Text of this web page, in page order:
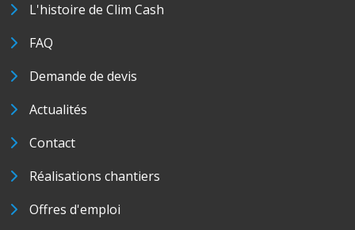
L'histoire de Clim Cash
FAQ
Demande de devis
Actualités
Contact
Réalisations chantiers
Offres d'emploi